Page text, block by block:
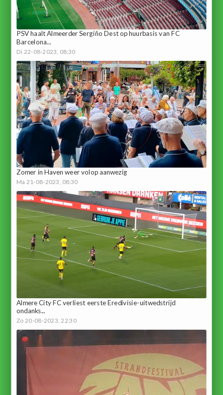
PSV haalt Almeerder Sergiño Dest op huurbasis van FC
Barcelona...
Di 22-08-2023, 08:30
Zomer in Haven weer volop aanwezig
Ma 21-08-2023, 08:30
Almere City FC verliest eerste Eredivisie-uitwedstrijd
ondanks...
Zo 20-08-2023, 22:30